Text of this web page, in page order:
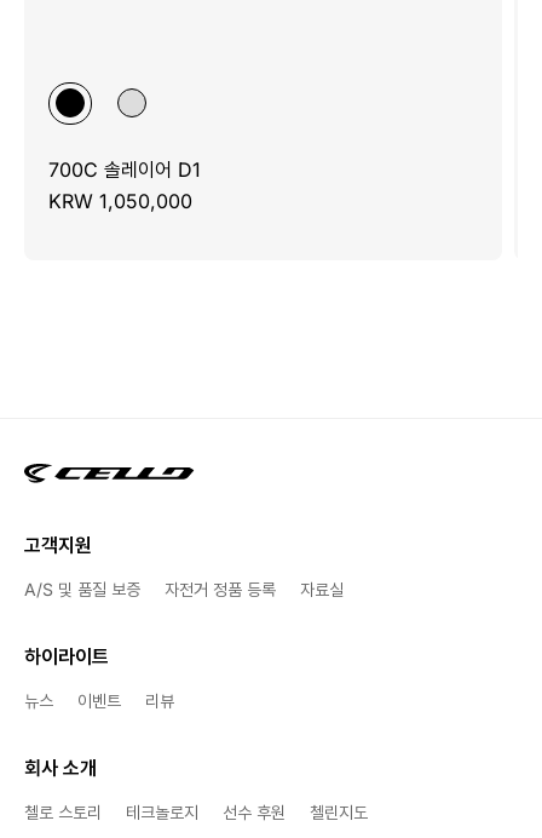
700C 솔레이어 D1
KRW 1,050,000
고객지원
A/S 및 품질 보증 자전거 정품 등록 자료실
하이라이트
뉴스 이벤트 리뷰
회사 소개
첼로 스토리 테크놀로지 선수 후원 첼린지도